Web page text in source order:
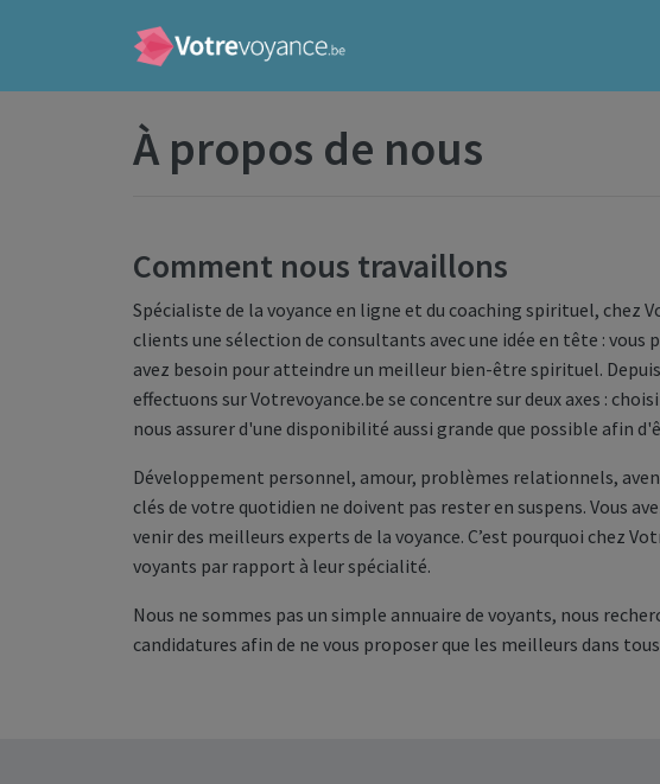
À propos de nous
Comment nous travaillons
Spécialiste de la voyance en ligne et du coaching spirituel, chez
clients une sélection de consultants avec une idée en tête :
avez besoin pour atteindre un meilleur bien-être spirituel.
effectuons sur Votrevoyance.be se concentre sur deux axes :
nous assurer d'une disponibilité aussi grande que possible afin
Développement personnel, amour, problèmes relationnels,
clés de votre quotidien ne doivent pas rester en suspens. Vous
venir des meilleurs experts de la voyance. C’est pourquoi chez
voyants par rapport à leur spécialité.
Nous ne sommes pas un simple annuaire de voyants, nous
candidatures afin de ne vous proposer que les meilleurs dans